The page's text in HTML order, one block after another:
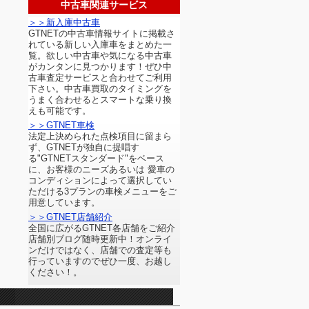
中古車関連サービス
＞＞新入庫中古車
GTNETの中古車情報サイトに掲載さ
れている新しい入庫車をまとめた一
覧。欲しい中古車や気になる中古車
がカンタンに見つかります！ぜひ中
古車査定サービスと合わせてご利用
下さい。中古車買取のタイミングを
うまく合わせるとスマートな乗り換
えも可能です。
＞＞GTNET車検
法定上決められた点検項目に留まら
ず、GTNETが独自に提唱す
る"GTNETスタンダード"をベース
に、お客様のニーズあるいは 愛車の
コンディションによって選択してい
ただける3プランの車検メニューをご
用意しています。
＞＞GTNET店舗紹介
全国に広がるGTNET各店舗をご紹介
店舗別ブログ随時更新中！オンライ
ンだけではなく、店舗での査定等も
行っていますのでぜひ一度、お越し
ください！。